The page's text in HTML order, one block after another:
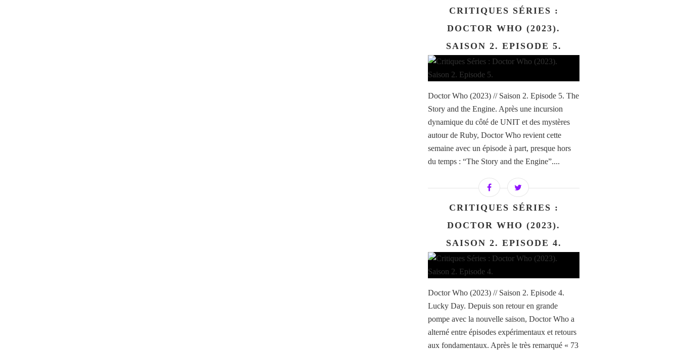
CRITIQUES SÉRIES :
DOCTOR WHO (2023).
SAISON 2. EPISODE 5.
Doctor Who (2023) // Saison 2. Episode 5. The
Story and the Engine. Après une incursion
dynamique du côté de UNIT et des mystères
autour de Ruby, Doctor Who revient cette
semaine avec un épisode à part, presque hors
du temps : “The Story and the Engine”....
CRITIQUES SÉRIES :
DOCTOR WHO (2023).
SAISON 2. EPISODE 4.
Doctor Who (2023) // Saison 2. Episode 4.
Lucky Day. Depuis son retour en grande
pompe avec la nouvelle saison, Doctor Who a
alterné entre épisodes expérimentaux et retours
aux fondamentaux. Après le très remarqué « 73